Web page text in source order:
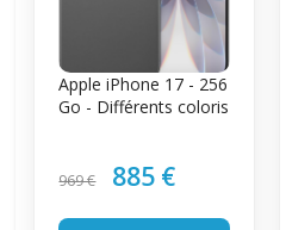
Apple iPhone 17 - 256
Go - Différents coloris
969 € 885 €